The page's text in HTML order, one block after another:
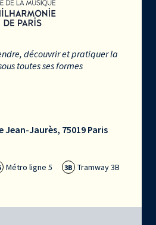
découvrir et pratiquer la
toutes ses formes
Jean-Jaurès, 75019 Paris
Métro ligne 5 3B Tramway 3B